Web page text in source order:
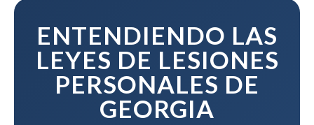
ENTENDIENDO LAS
LEYES DE LESIONES
PERSONALES DE
GEORGIA